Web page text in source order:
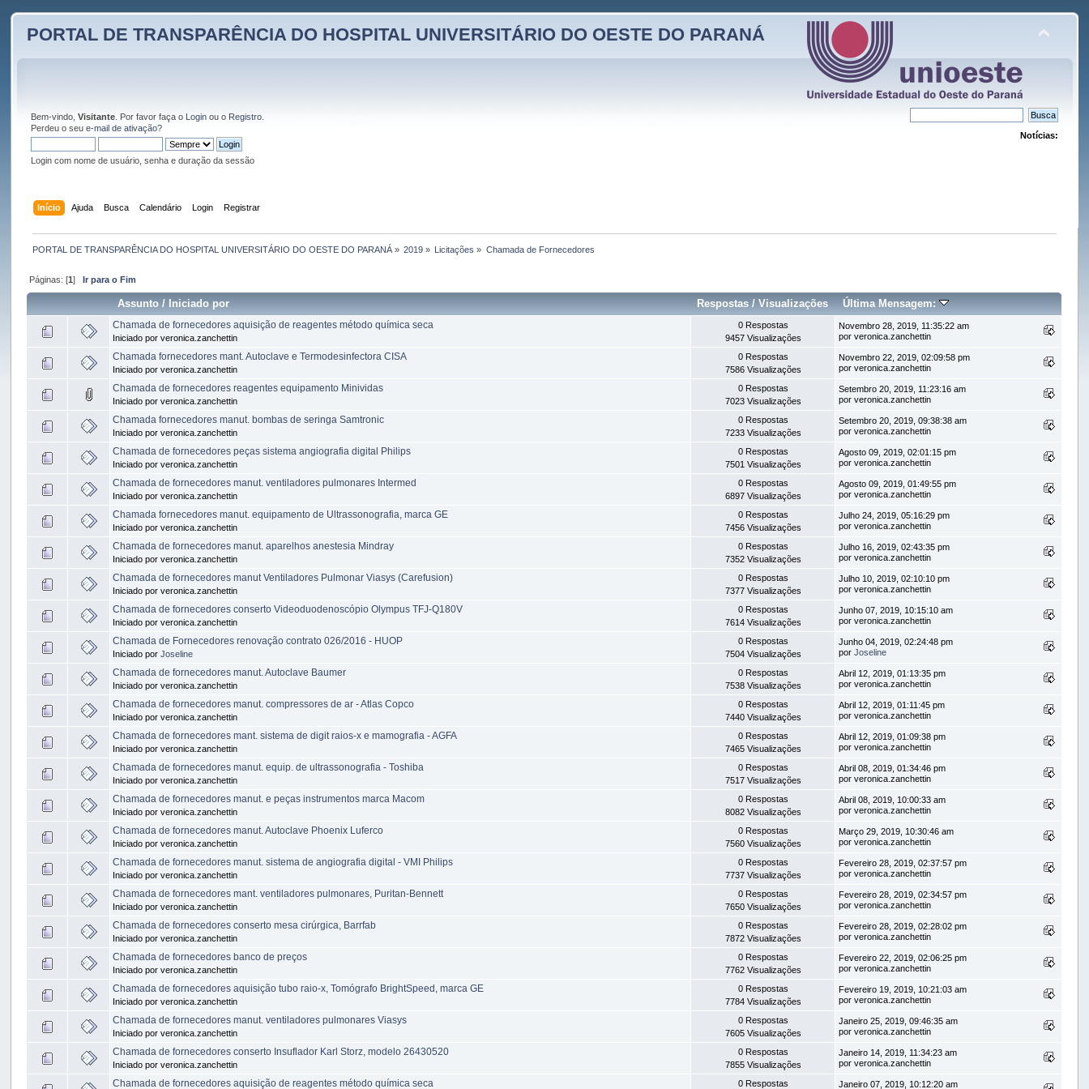
PORTAL DE TRANSPARÊNCIA DO HOSPITAL UNIVERSITÁRIO DO OESTE DO PARANÁ
Bem-vindo,Visitante . Por favor faça o Login ou o Registro
Perdeu o seue-mail de ativação?
Login com nome de usuário, senha e duração da sessão
Notícias:
Início Ajuda Busca Calendário Login Registrar
PORTAL DE TRANSPARÊNCIA DO HOSPITAL UNIVERSITÁRIO DO OESTE DO PARANÁ» 2019 » Licitações » Chamada de Fornecedores
Páginas: [1] Ir para o Fim
Assunto/ Iniciado por Respostas /Visualizações Última Mensagem:
Chamada de fornecedores aquisição de reagentes método química seca
Iniciado por veronica.zanchettin
0 Respostas
9457 Visualizações
Novembro 28, 2019, 11:35:22 am
por veronica.zanchettin
Chamada fornecedores mant. Autoclave e Termodesinfectora CISA
Iniciado por veronica.zanchettin
0 Respostas
7586 Visualizações
Novembro 22, 2019, 02:09:58 pm
por veronica.zanchettin
Chamada de fornecedores reagentes equipamento Minividas
Iniciado por veronica.zanchettin
0 Respostas
7023 Visualizações
Setembro 20, 2019, 11:23:16 am
por veronica.zanchettin
Chamada fornecedores manut. bombas de seringa Samtronic
Iniciado por veronica.zanchettin
0 Respostas
7233 Visualizações
Setembro 20, 2019, 09:38:38 am
por veronica.zanchettin
Chamada de fornecedores peças sistema angiografia digital Philips
Iniciado por veronica.zanchettin
0 Respostas
7501 Visualizações
Agosto 09, 2019, 02:01:15 pm
por veronica.zanchettin
Chamada de fornecedores manut. ventiladores pulmonares Intermed
Iniciado por veronica.zanchettin
0 Respostas
6897 Visualizações
Agosto 09, 2019, 01:49:55 pm
por veronica.zanchettin
Chamada fornecedores manut. equipamento de Ultrassonografia, marca GE
Iniciado por veronica.zanchettin
0 Respostas
7456 Visualizações
Julho 24, 2019, 05:16:29 pm
por veronica.zanchettin
Chamada de fornecedores manut. aparelhos anestesia Mindray
Iniciado por veronica.zanchettin
0 Respostas
7352 Visualizações
Julho 16, 2019, 02:43:35 pm
por veronica.zanchettin
Chamada de fornecedores manut Ventiladores Pulmonar Viasys (Carefusion)
Iniciado por veronica.zanchettin
0 Respostas
7377 Visualizações
Julho 10, 2019, 02:10:10 pm
por veronica.zanchettin
Chamada de fornecedores conserto Videoduodenoscópio Olympus TFJ-Q180V
Iniciado por veronica.zanchettin
0 Respostas
7614 Visualizações
Junho 07, 2019, 10:15:10 am
por veronica.zanchettin
Chamada de Fornecedores renovação contrato 026/2016 - HUOP
Iniciado porJoseline
0 Respostas
7504 Visualizações
Junho 04, 2019, 02:24:48 pm
porJoseline
Chamada de fornecedores manut. Autoclave Baumer
Iniciado por veronica.zanchettin
0 Respostas
7538 Visualizações
Abril 12, 2019, 01:13:35 pm
por veronica.zanchettin
Chamada de fornecedores manut. compressores de ar - Atlas Copco
Iniciado por veronica.zanchettin
0 Respostas
7440 Visualizações
Abril 12, 2019, 01:11:45 pm
por veronica.zanchettin
Chamada de fornecedores mant. sistema de digit raios-x e mamografia - AGFA
Iniciado por veronica.zanchettin
0 Respostas
7465 Visualizações
Abril 12, 2019, 01:09:38 pm
por veronica.zanchettin
Chamada de fornecedores manut. equip. de ultrassonografia - Toshiba
Iniciado por veronica.zanchettin
0 Respostas
7517 Visualizações
Abril 08, 2019, 01:34:46 pm
por veronica.zanchettin
Chamada de fornecedores manut. e peças instrumentos marca Macom
Iniciado por veronica.zanchettin
0 Respostas
8082 Visualizações
Abril 08, 2019, 10:00:33 am
por veronica.zanchettin
Chamada de fornecedores manut. Autoclave Phoenix Luferco
Iniciado por veronica.zanchettin
0 Respostas
7560 Visualizações
Março 29, 2019, 10:30:46 am
por veronica.zanchettin
Chamada de fornecedores manut. sistema de angiografia digital - VMI Philips
Iniciado por veronica.zanchettin
0 Respostas
7737 Visualizações
Fevereiro 28, 2019, 02:37:57 pm
por veronica.zanchettin
Chamada de fornecedores mant. ventiladores pulmonares, Puritan-Bennett
Iniciado por veronica.zanchettin
0 Respostas
7650 Visualizações
Fevereiro 28, 2019, 02:34:57 pm
por veronica.zanchettin
Chamada de fornecedores conserto mesa cirúrgica, Barrfab
Iniciado por veronica.zanchettin
0 Respostas
7872 Visualizações
Fevereiro 28, 2019, 02:28:02 pm
por veronica.zanchettin
Chamada de fornecedores banco de preços
Iniciado por veronica.zanchettin
0 Respostas
7762 Visualizações
Fevereiro 22, 2019, 02:06:25 pm
por veronica.zanchettin
Chamada de fornecedores aquisição tubo raio-x, Tomógrafo BrightSpeed, marca GE
Iniciado por veronica.zanchettin
0 Respostas
7784 Visualizações
Fevereiro 19, 2019, 10:21:03 am
por veronica.zanchettin
Chamada de fornecedores manut. ventiladores pulmonares Viasys
Iniciado por veronica.zanchettin
0 Respostas
7605 Visualizações
Janeiro 25, 2019, 09:46:35 am
por veronica.zanchettin
Chamada de fornecedores conserto Insuflador Karl Storz, modelo 26430520
Iniciado por veronica.zanchettin
0 Respostas
7855 Visualizações
Janeiro 14, 2019, 11:34:23 am
por veronica.zanchettin
Chamada de fornecedores aquisição de reagentes método química seca 0 Respostas Janeiro 07, 2019, 10:12:20 am